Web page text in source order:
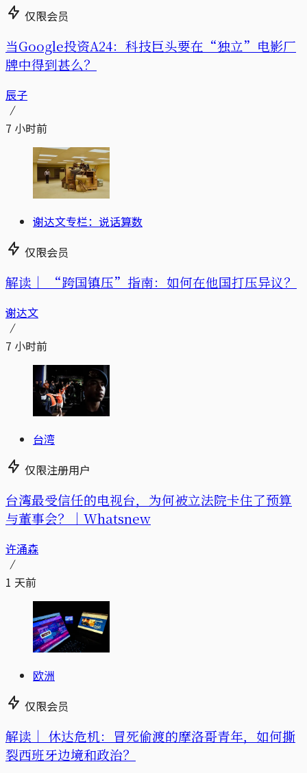
仅限会员
当Google投资A24：科技巨头要在“独立”电影厂
牌中得到甚么？
辰子
7 小时前
谢达文专栏：说话算数
仅限会员
解读｜ “跨国镇压”指南：如何在他国打压异议？
谢达文
7 小时前
台湾
仅限注册用户
台湾最受信任的电视台，为何被立法院卡住了预算
与董事会？｜Whatsnew
许涌森
1 天前
欧洲
仅限会员
解读｜ 休达危机：冒死偷渡的摩洛哥青年，如何撕
裂西班牙边境和政治？